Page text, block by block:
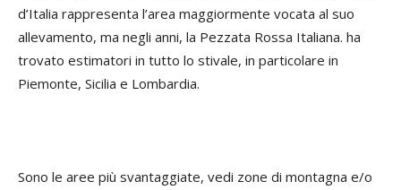
d’Italia rappresenta l’area maggiormente vocata al suo
allevamento, ma negli anni, la Pezzata Rossa Italiana. ha
trovato estimatori in tutto lo stivale, in particolare in
Piemonte, Sicilia e Lombardia.
Sono le aree più svantaggiate, vedi zone di montagna e/o